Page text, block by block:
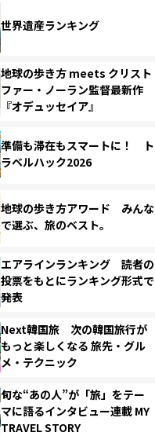
世界遺産ランキング
地球の歩き方 meets クリスト
ファー・ノーラン監督最新作
『オデュッセイア』
準備も滞在もスマートに！ ト
ラベルハック2026
地球の歩き方アワード みんな
で選ぶ、旅のベスト。
エアラインランキング 読者の
投票をもとにランキング形式で
発表
Next韓国旅 次の韓国旅行が
もっと楽しくなる 旅先・グル
メ・テクニック
旬な“あの人”が「旅」をテー
マに語るインタビュー連載 MY
TRAVEL STORY